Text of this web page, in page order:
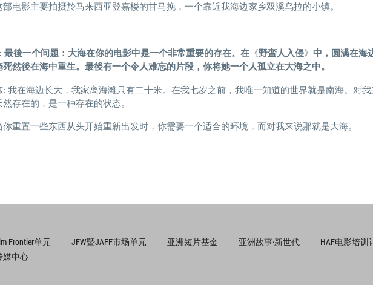
部电影主要拍摄於马来西亚登嘉楼的甘马挽，一个靠近我海边家乡双溪乌拉的小镇。
最後一个问题：大海在你的电影中是一个非常重要的存在。在 《野蛮人入侵》 中，圆满在海
死然後在海中重生。最後有一个令人难忘的片段， 你将她一个人孤立在大海之中。
: 我在海边长大，我家离海滩只有二十米。在我七岁之前，我唯一知道的世界就是南海。对
然存在的，是一种存在的状态。
你重置一些东西从头开始重新出发时，你需要一个适合的环境，而对我来说那就是大海。
Frontier单元 JFW暨JAFF市场单元 亚洲短片基金 亚洲故事·新世代
HAF电影培训
媒中心